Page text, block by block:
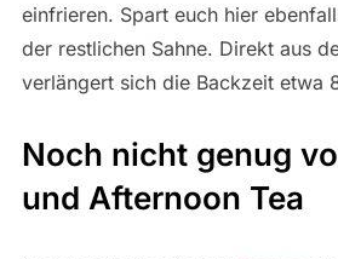
einfrieren. Spart euch hier
der restlichen Sahne. Direkt aus
verlängert sich die Backzeit etwa
Noch nicht genug
und Afternoon Tea